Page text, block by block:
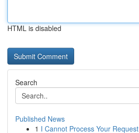
HTML is disabled
Search
Published News
1 I Cannot Process Your Request